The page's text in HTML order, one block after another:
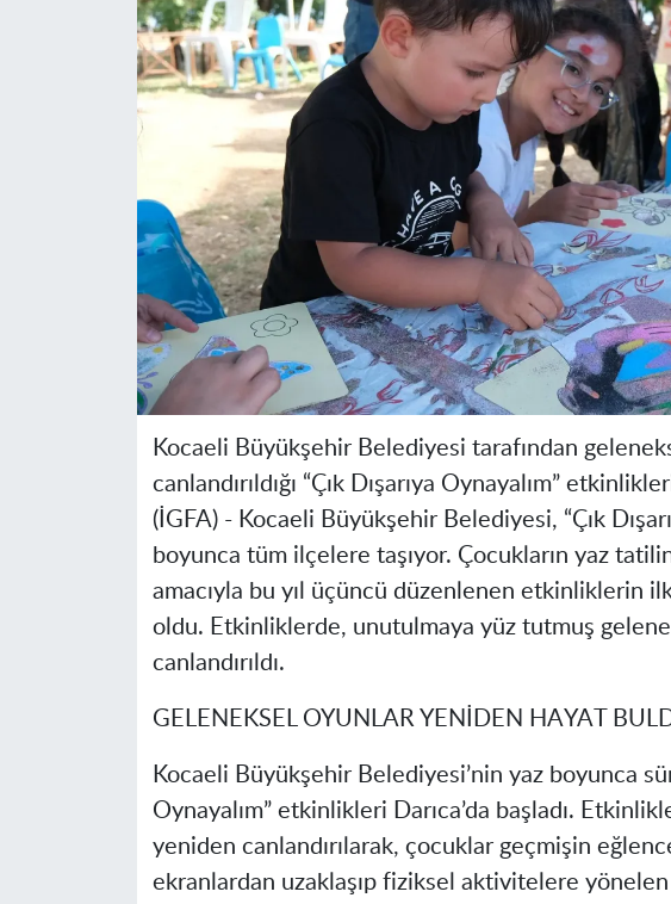
Kocaeli Büyükşehir Belediyesi tarafından
canlandırıldığı “Çık Dışarıya Oynayalım”
(İGFA) - Kocaeli Büyükşehir Belediyesi, “Çık
boyunca tüm ilçelere taşıyor. Çocukların yaz
amacıyla bu yıl üçüncü düzenlenen etkinliklerin
oldu. Etkinliklerde, unutulmaya yüz tutmuş
canlandırıldı.
GELENEKSEL OYUNLAR YENİDEN HAYAT
Kocaeli Büyükşehir Belediyesi’nin yaz boyunca
Oynayalım” etkinlikleri Darıca’da başladı.
yeniden canlandırılarak, çocuklar geçmişin
ekranlardan uzaklaşıp fiziksel aktivitelere